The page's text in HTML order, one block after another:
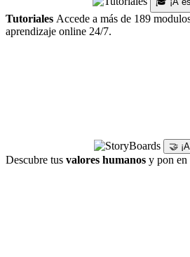
Tutoriales Accede a más de 189
aprendizaje online 24/7.
🤝
Descubre tus valores humanos y pon en